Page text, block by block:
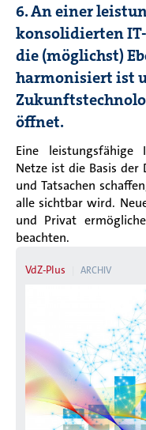
6. An einer
konsolidierten
die (möglichst)
harmonisiert ist
öffnet.
Eine leistungsfähige
Netze ist die Basis der
und Tatsachen
alle sichtbar wird.
und Privat
beachten.
VdZ-Plus ARCHIV